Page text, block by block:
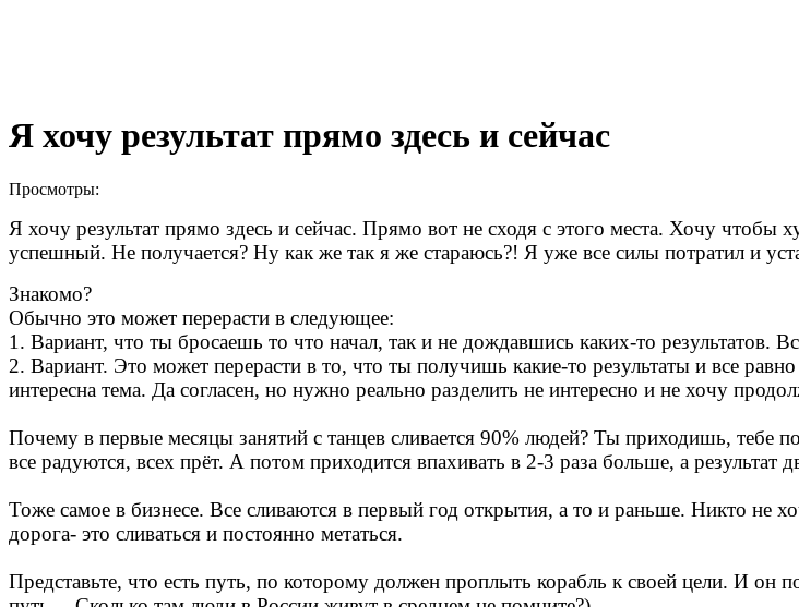
Я хочу результат прямо здесь и сейчас
Просмотры:
Я хочу результат прямо здесь и сейчас. Прямо вот не сходя с этого места. Хочу
успешный. Не получается? Ну как же так я же стараюсь?! Я уже все силы потратил и
Знакомо?
Обычно это может перерасти в следующее:
1. Вариант, что ты бросаешь то что начал, так и не дождавшись каких-то результатов.
2. Вариант. Это может перерасти в то, что ты получишь какие-то результаты и все
интересна тема. Да согласен, но нужно реально разделить не интересно и не хочу
Почему в первые месяцы занятий с танцев сливается 90% людей? Ты приходишь, тебе
все радуются, всех прёт. А потом приходится впахивать в 2-3 раза больше, а результат
Тоже самое в бизнесе. Все сливаются в первый год открытия, а то и раньше. Никто не
дорога- это сливаться и постоянно метаться.
Представьте, что есть путь, по которому должен проплыть корабль к своей цели. И он